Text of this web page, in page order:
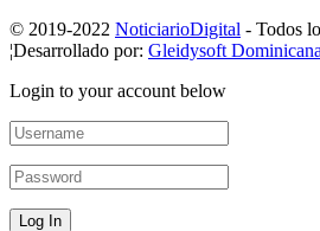
© 2019-2022 NoticiarioDigital - Todos
¦Desarrollado por: Gleidysoft Dominicana
Login to your account below